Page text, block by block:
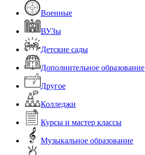
Военные
ВУЗы
Детские сады
Дополнительное образование
Другое
Колледжи
Курсы и мастер классы
Музыкальное образование